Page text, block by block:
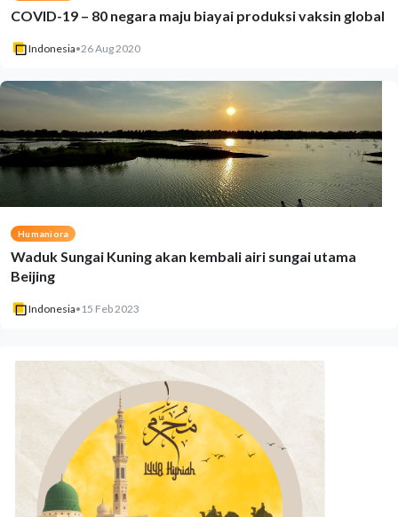
COVID-19 – 80 negara maju biayai produksi vaksin global
Indonesia•26 Aug 2020
Humaniora
Waduk Sungai Kuning akan kembali airi sungai utama
Beijing
Indonesia• 15 Feb 2023